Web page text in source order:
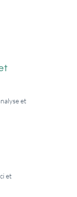
et
et